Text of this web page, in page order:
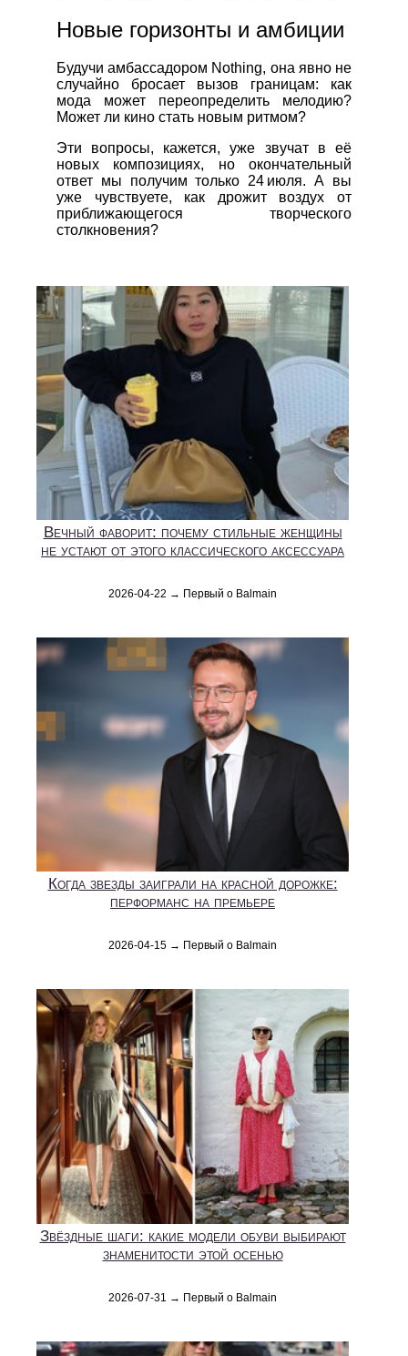
Новые горизонты и амбиции
Будучи амбассадором Nothing, она явно не
случайно бросает вызов границам: как
мода может переопределить мелодию?
Может ли кино стать новым ритмом?
Эти вопросы, кажется, уже звучат в её
новых композициях, но окончательный
ответ мы получим только 24 июля. А вы
уже чувствуете, как дрожит воздух от
приближающегося творческого
столкновения?
Вечный фаворит: почему стильные женщины
не устают от этого классического аксессуара
2026-04-22 → Первый о Balmain
Когда звезды заиграли на красной дорожке:
перформанс на премьере
2026-04-15 → Первый о Balmain
Звёздные шаги: какие модели обуви выбирают
знаменитости этой осенью
2026-07-31 → Первый о Balmain